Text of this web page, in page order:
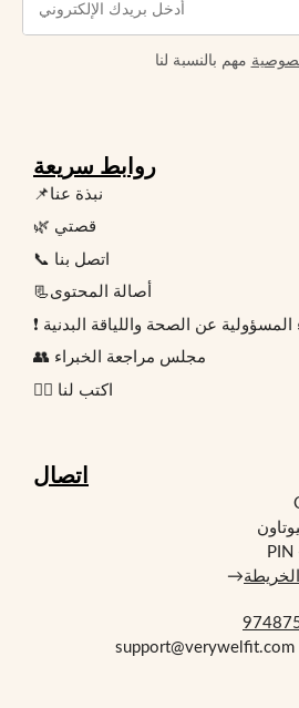
مهم بالنسبة لنا
روابط سريعة
📌نبذة عنا
🌿 قصتي
📞 اتصل بنا
📃أصالة المحتوى
المسؤولية عن الصحة واللياقة البدنية
👥 مجلس مراجعة الخبراء
✍🏻 اكتب لنا
اتصال
→